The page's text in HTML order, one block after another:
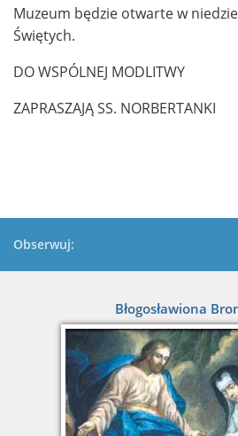
Muzeum będzie otwarte w
Świętych.
DO WSPÓLNEJ MODLITWY
ZAPRASZAJĄ SS. NORBERTANKI
Obserwuj:
Błogosławiona